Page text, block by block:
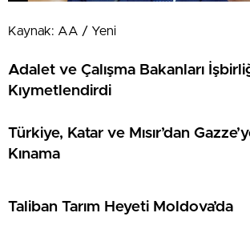
Kaynak: AA / Yeni
Adalet ve Çalışma Bakanları
Kıymetlendirdi
Türkiye, Katar ve Mısır’dan
Kınama
Taliban Tarım Heyeti Moldova’da